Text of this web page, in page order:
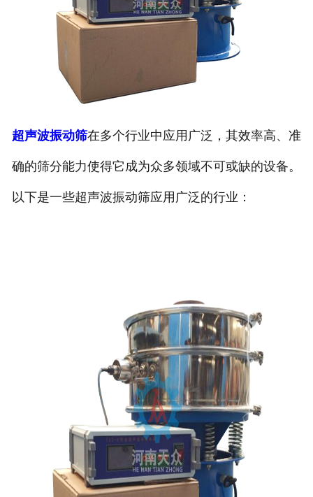
超声波振动筛在多个行业中应用广泛，其效率高、准
确的筛分能力使得它成为众多领域不可或缺的设备。
以下是一些超声波振动筛应用广泛的行业：